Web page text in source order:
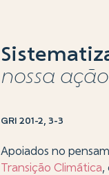
nossa
GRI 201-2, 3-3
Apoiados no
Transição Climática,